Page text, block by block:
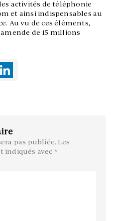
activités de téléphonie
et ainsi indispensables au
Au vu de ces éléments,
de 15 millions
pas publiée. Les
indiqués avec *